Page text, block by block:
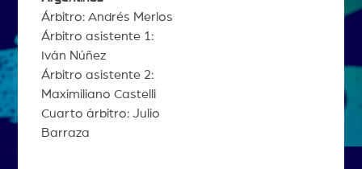
Árbitro: Andrés Merlos
Árbitro asistente 1:
Iván Núñez
Árbitro asistente 2:
Maximiliano Castelli
Cuarto árbitro: Julio
Barraza